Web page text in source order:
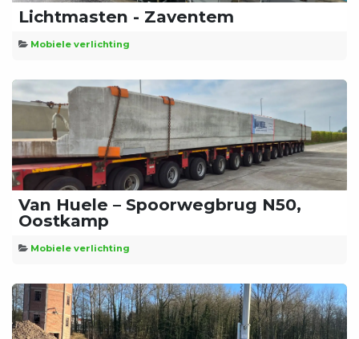
Lichtmasten - Zaventem
Mobiele verlichting
Van Huele – Spoorwegbrug N50,
Oostkamp
Mobiele verlichting